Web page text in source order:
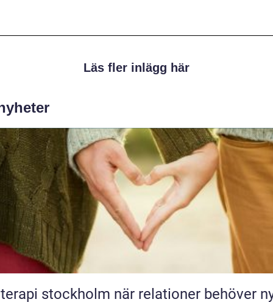
Läs fler inlägg här
stockholm när relationer behöver ny